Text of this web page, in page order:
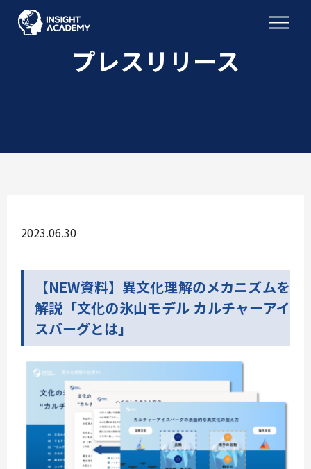
プレスリリース
2023.06.30
【NEW資料】異文化理解のメカニズムを
解説「文化の氷山モデル カルチャーアイ
スバーグとは」